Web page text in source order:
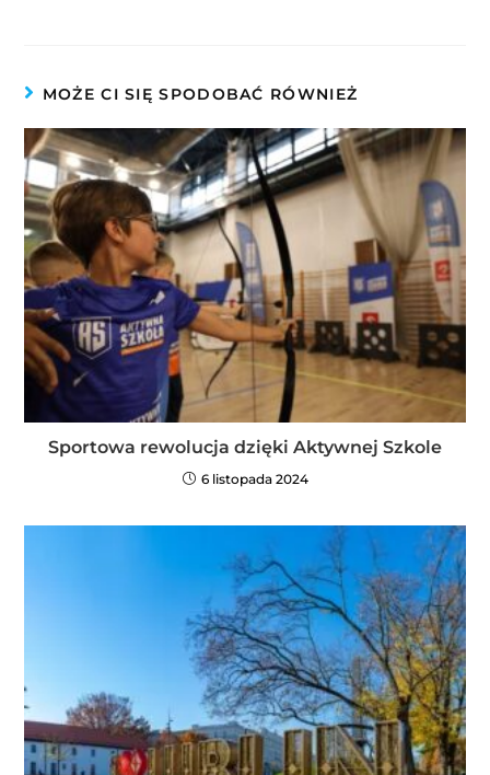
MOŻE CI SIĘ SPODOBAĆ RÓWNIEŻ
Sportowa rewolucja dzięki Aktywnej Szkole
6 listopada 2024